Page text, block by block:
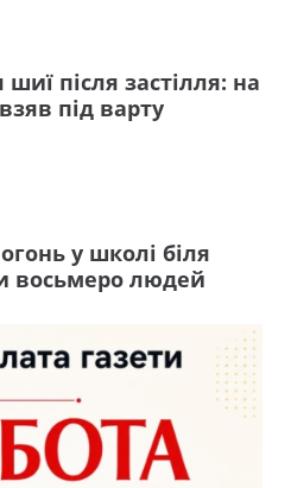
після застілля: на
під варту
у школі біля
восьмеро людей